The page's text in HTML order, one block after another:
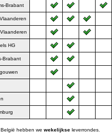
Brabant
HG
Brabant
België hebben we wekelijkse leverrondes.